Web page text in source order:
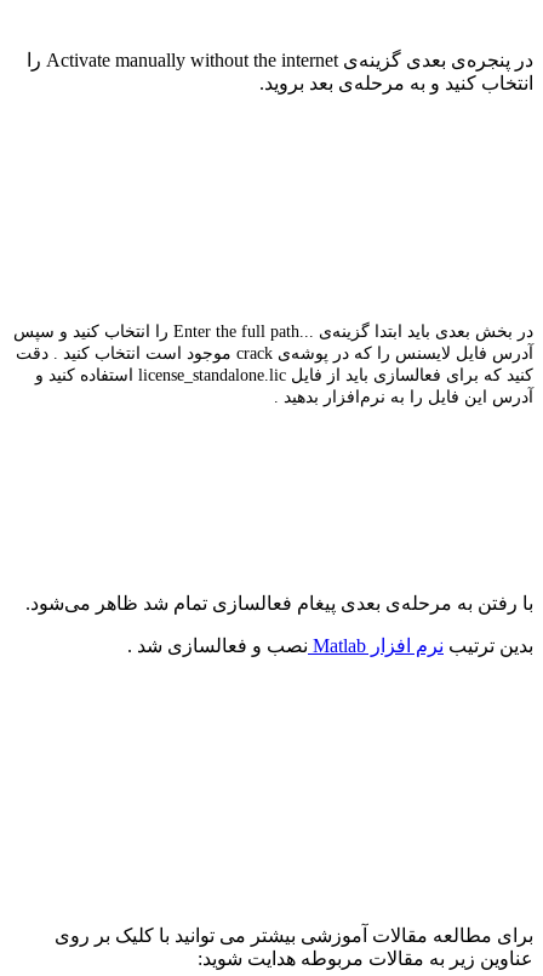
در پنجره‌ی بعدی گزینه‌ی Activate manually without the internet را
انتخاب کنید و به مرحله‌ی بعد بروید.
در بخش بعدی باید ابتدا گزینه‌ی Enter the full path... را انتخاب کنید و سپس
آدرس فایل لایسنس را که در پوشه‌ی crack موجود است انتخاب کنید . دقت
کنید که برای فعالسازی باید از فایل license_standalone.lic استفاده کنید و
آدرس این فایل را به نرم‌افزار بدهید .
با رفتن به مرحله‌ی بعدی پیغام فعالسازی تمام شد ظاهر می‌شود.
بدین ترتیب نرم افزار Matlab نصب و فعالسازی شد .
برای مطالعه مقالات آموزشی بیشتر می توانید با کلیک بر روی
عناوین زیر به مقالات مربوطه هدایت شوید: